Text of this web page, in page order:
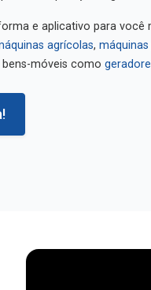
e aplicativo para você
agrícolas máquinas
móveis como